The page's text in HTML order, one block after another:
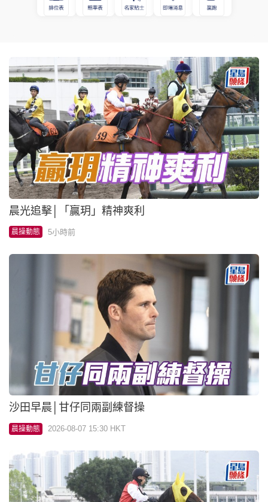
晨光追擊│「贏玥」精神爽利
晨操動態 5小時前
沙田早晨│甘仔同兩副練督操
晨操動態 2026-08-07 15:30 HKT